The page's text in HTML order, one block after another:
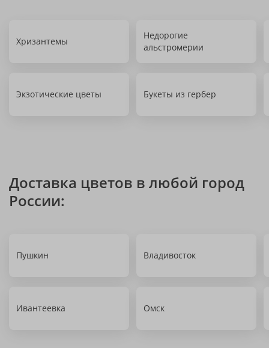
Хризантемы
Недорогие
альстромерии
Экзотические цветы Букеты из гербер
Доставка цветов в любой город
России:
Пушкин Владивосток
Ивантеевка Омск